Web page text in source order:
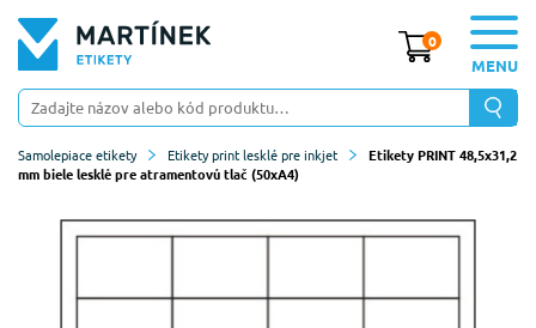
0
MENU
Samolepiace etikety Etikety print lesklé pre inkjet
Etikety PRINT 48,5x31,2
mm biele lesklé pre atramentovú tlač (50xA4)